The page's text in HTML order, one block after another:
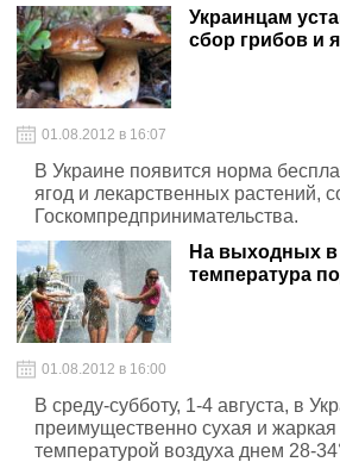
моральной компенсации.
Украинцам
сбор грибов и
01.08.2012 в 16:07
В Украине появится норма
ягод и лекарственных растений,
Госкомпредпринимательства.
На выходных в
температура
01.08.2012 в 16:00
В среду-субботу, 1-4 августа, в
преимущественно сухая и жаркая
температурой воздуха днем 28-